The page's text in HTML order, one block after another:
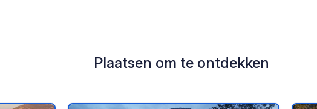
Plaatsen om te ontdekken